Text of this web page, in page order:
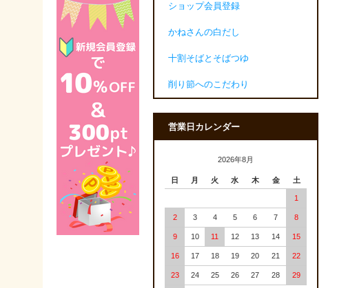
ショップ会員登録
かねさんの白だし
十割そばとそばつゆ
削り節へのこだわり
営業日カレンダー
2026年8月
日 月 火 水 木 金 土
1
2 3 4 5 6 7 8
9 10 11 12 13 14 15
16 17 18 19 20 21 22
23 24 25 26 27 28 29